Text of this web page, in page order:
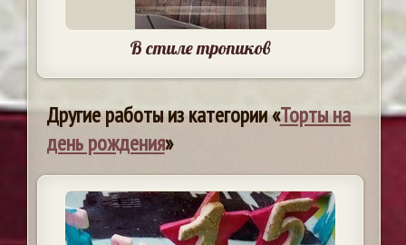
В стиле тропиков
Другие работы из категории «Торты на
день рождения»